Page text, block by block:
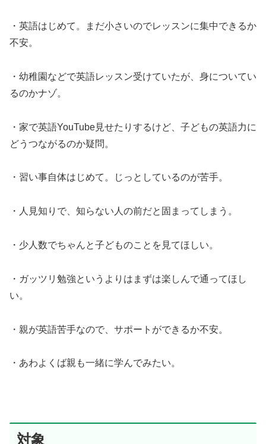
・英語はじめて。まだ小さいのでレッスンに集中できるか
不安。
・幼稚園などで英語レッスン受けていたが、身についてい
るのかナゾ。
・家で英語YouTube見せたりするけど、子どもの英語力に
どうつながるのか疑問。
・習い事自体はじめて。じっとしているのが苦手。
・人見知りで、知らない人の前だと固まってしまう。
・少人数でちゃんと子どものことを見てほしい。
・ガッツリ勉強というよりはまずは楽しんで通ってほし
い。
・親が英語苦手なので、サポートができるか不安。
・あわよくば親も一緒に学んでみたい。
対象